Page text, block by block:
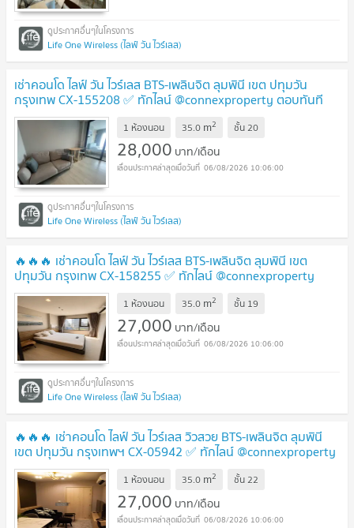
Life One Wireless (ไลฟ์ วัน ไวร์เลส)
เช่าคอนโด ไลฟ์ วัน ไวร์เลส BTS-เพลินจิต ลุมพินี เขต ปทุมวัน
กรุงเทพ CX-155208 ✅ ทักไลน์ @connexproperty ตอบทันที
ทีมงานมืออาชีพ ✅
1 ห้องนอน 35.0 m2 ชั้น20
28,000 บาท/เดือน
06/08/2026 10:06:00
Life One Wireless (ไลฟ์ วัน ไวร์เลส)
🔥🔥🔥 เช่าคอนโด ไลฟ์ วัน ไวร์เลส BTS-เพลินจิต ลุมพินี เขต
ปทุมวัน กรุงเทพ CX-158255 ✅ ทักไลน์ @connexproperty
ตอบทันที ทีมงานมืออาชีพ ✅ 🔥🔥🔥
1 ห้องนอน 35.0 m2 ชั้น 19
27,000 บาท/เดือน
06/08/2026 10:06:00
Life One Wireless (ไลฟ์ วัน ไวร์เลส)
🔥🔥🔥 เช่าคอนโด ไลฟ์ วัน ไวร์เลส วิวสวย BTS-เพลินจิต ลุมพินี
เขต ปทุมวัน กรุงเทพฯ CX-05942 ✅ ทักไลน์ @connexproperty
ตอบทันที ทีมงานมืออาชีพ ✅ 🔥🔥🔥
1 ห้องนอน 35.0 m2 ชั้น22
27,000 บาท/เดือน
06/08/2026 10:06:00